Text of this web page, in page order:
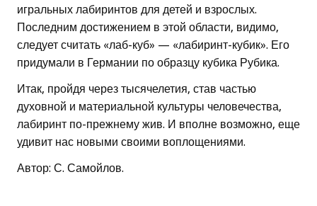
игральных лабиринтов для детей и взрослых.
Последним достижением в этой области, видимо,
следует считать «лаб-куб» — «лабиринт-кубик». Его
придумали в Германии по образцу кубика Рубика.
Итак, пройдя через тысячелетия, став частью
духовной и материальной культуры человечества,
лабиринт по-прежнему жив. И вполне возможно, еще
удивит нас новыми своими воплощениями.
Автор: С. Самойлов.